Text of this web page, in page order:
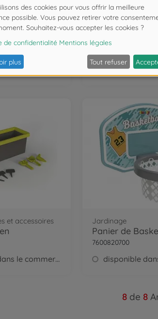
Life
Établis et accessoires
7600360159
et accessoires
disponible dans le commerce
Jardinage
Panier de
7600820700
8de 8